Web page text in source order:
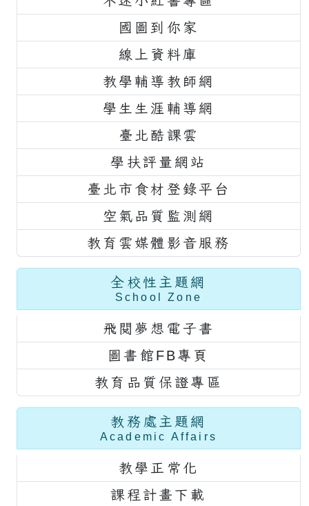
國圖到你家
線上資料庫
教學輔導教師網
學生生涯輔導網
臺北酷課雲
學扶評量網站
臺北市食材登錄平台
空氣品質監測網
教育雲媒體影音服務
全校性主題網
School Zone
飛閱夢想電子書
圖書館FB專頁
教育品質保證專區
教務處主題網
Academic Affairs
教學正常化
課程計畫下載